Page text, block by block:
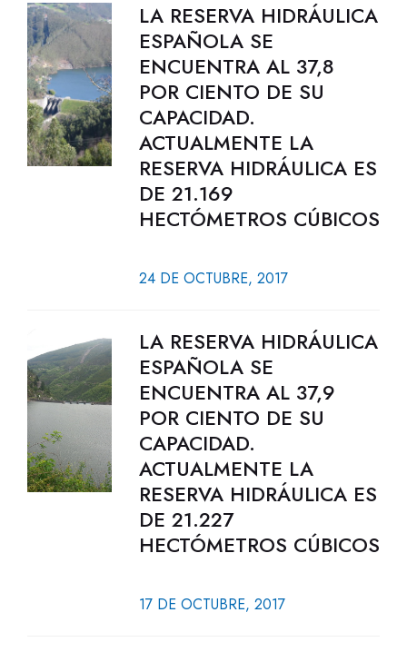
LA RESERVA HIDRÁULICA
ESPAÑOLA SE
ENCUENTRA AL 37,8
POR CIENTO DE SU
CAPACIDAD.
ACTUALMENTE LA
RESERVA HIDRÁULICA ES
DE 21.169
HECTÓMETROS CÚBICOS
24 DE OCTUBRE, 2017
LA RESERVA HIDRÁULICA
ESPAÑOLA SE
ENCUENTRA AL 37,9
POR CIENTO DE SU
CAPACIDAD.
ACTUALMENTE LA
RESERVA HIDRÁULICA ES
DE 21.227
HECTÓMETROS CÚBICOS
17 DE OCTUBRE, 2017